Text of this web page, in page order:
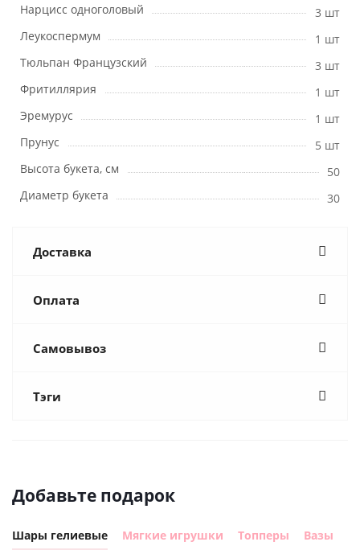
Нарцисс одноголовый
3 шт
Леукоспермум
1 шт
Тюльпан Французский
3 шт
Фритиллярия
1 шт
Эремурус
1 шт
Прунус
5 шт
Высота букета, см
50
Диаметр букета
30
Доставка
Оплата
Самовывоз
Тэги
Добавьте подарок
Шары гелиевые Мягкие игрушки Топперы
Вазы